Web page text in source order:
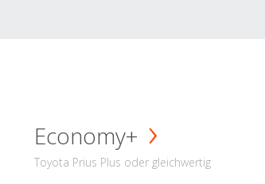
Economy+
Toyota Prius Plus oder gleichwertig